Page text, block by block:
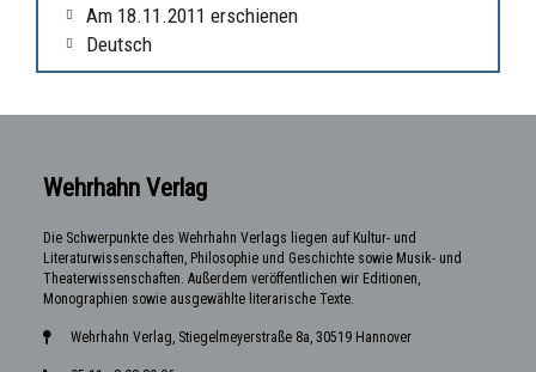
Am 18.11.2011 erschienen
Deutsch
Wehrhahn Verlag
Die Schwerpunkte des Wehrhahn Verlags liegen auf Kultur- und
Literaturwissenschaften, Philosophie und Geschichte sowie Musik- und
Theaterwissenschaften. Außerdem veröffentlichen wir Editionen,
Monographien sowie ausgewählte literarische Texte.
Wehrhahn Verlag, Stiegelmeyerstraße 8a, 30519 Hannover